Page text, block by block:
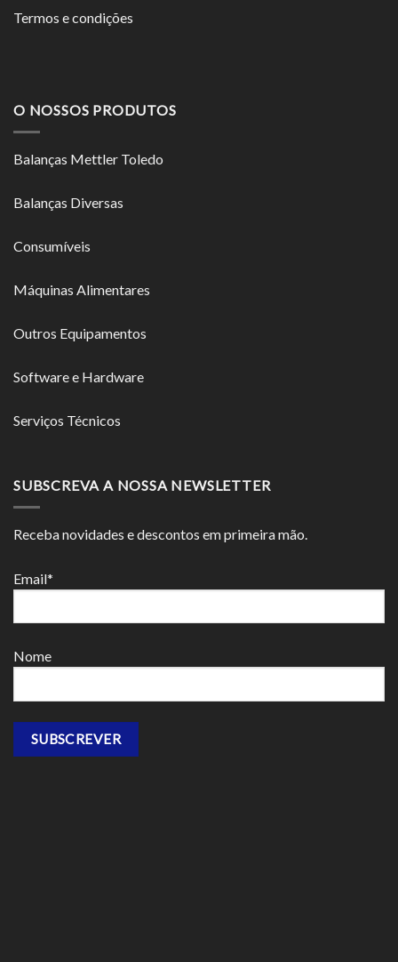
Termos e condições
O NOSSOS PRODUTOS
Balanças Mettler Toledo
Balanças Diversas
Consumíveis
Máquinas Alimentares
Outros Equipamentos
Software e Hardware
Serviços Técnicos
SUBSCREVA A NOSSA NEWSLETTER
Receba novidades e descontos em primeira mão.
Email*
Nome